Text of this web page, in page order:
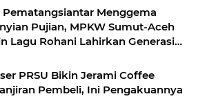
Pematangsiantar Menggema
Pujian, MPKW Sumut-Aceh
Lagu Rohani Lahirkan Generasi
PRSU Bikin Jerami Coffee
Pembeli, Ini Pengakuannya